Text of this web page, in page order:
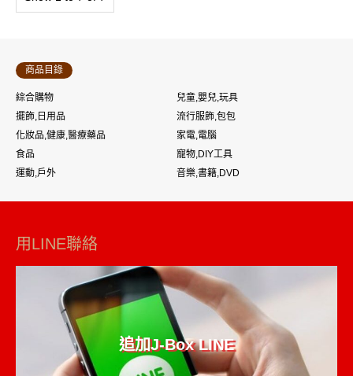
商品目錄
綜合購物
兒童,嬰兒,玩具
擺飾,日用品
流行服飾,包包
化妝品,健康,醫療藥品
家電,電腦
食品
寵物,DIY工具
運動,戶外
音樂,書籍,DVD
用LINE聯絡
追加J-Box LINE